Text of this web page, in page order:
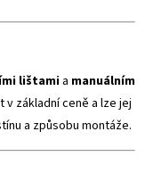
lištamia manuálním
v základní ceně a lze jej
a způsobu montáže.